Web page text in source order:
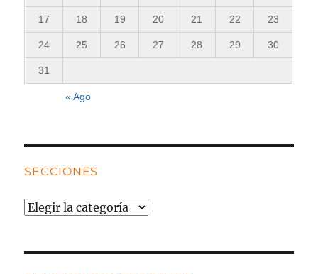
17 18 19 20 21 22 23
24 25 26 27 28 29 30
31
« Ago
SECCIONES
Secciones